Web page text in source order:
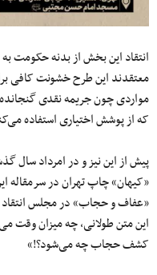
انتقاد این بخش از بدنه حکومت
معتقدند این طرح خشونت کافی
مواردی چون جریمه نقدی
که از پوشش اختیاری استفاده
پیش از این نیز و در امرداد سال
«کیهان» چاپ تهران در سرمقاله
«عفاف و حجاب» در مجلس
این متن طولانی، چه میزان وقت
کشف حجاب چه می‌شود؟!»